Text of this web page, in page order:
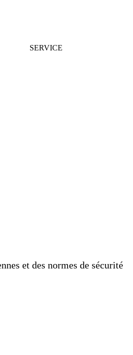
SERVICE
et des normes de sécurité